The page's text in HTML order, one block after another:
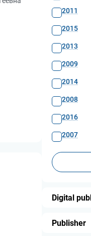
2011
2015
2013
2009
2014
2008
2016
2007
Digital
Publisher